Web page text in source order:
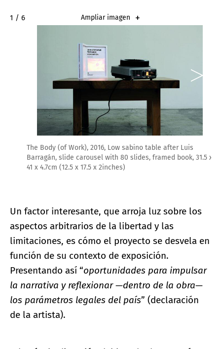
2 / 6 Ampliar imagen
The Body (of Work), 2016, Low sabino table after Luis
Barragán, slide carousel with 80 slides, framed book, 31.5 x
41 x 4.7cm (12.5 x 17.5 x 2inches)
Un factor interesante, que arroja luz sobre los
aspectos arbitrarios de la libertad y las
limitaciones, es cómo el proyecto se desvela en
función de su contexto de exposición.
Presentando así “oportunidades para impulsar
la narrativa y reflexionar —dentro de la obra—
los parámetros legales del país” (declaración
de la artista).